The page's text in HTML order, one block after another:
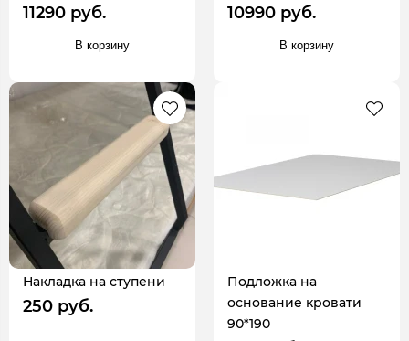
11290 руб.
В корзину
10990 руб.
В корзину
Накладка на ступени
250 руб.
Подложка на
основание кровати
90*190